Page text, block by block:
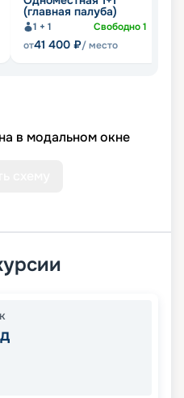
(главная палуба)
1 + 1 Свободно1
от41 400 ₽/ место
в модальном окне